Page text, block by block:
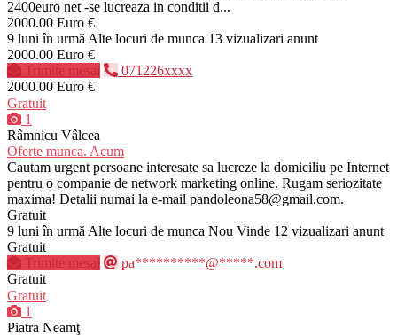
2400euro net -se lucreaza in conditii d...
2000.00 Euro €
9 luni în urmă Alte locuri de munca 13 vizualizari anunt
2000.00 Euro €
Trimite mesaj
071226xxxx
2000.00 Euro €
Gratuit
1
Râmnicu Vâlcea
Oferte munca. Acum
Cautam urgent persoane interesate sa lucreze la domiciliu pe Internet
pentru o companie de network marketing online. Rugam seriozitate
maxima! Detalii numai la e-mail pandoleona58@gmail.com.
Gratuit
9 luni în urmă Alte locuri de munca Nou Vinde 12 vizualizari anunt
Gratuit
Trimite mesaj
pa**********@*****.com
Gratuit
Gratuit
1
Piatra Neamţ